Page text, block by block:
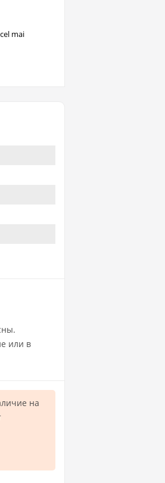
mai
или в
на